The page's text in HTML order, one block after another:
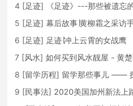
4 [足迹]
《足迹》---那些被遗忘
5 [足迹] 幕后故事∣黄柳霜之采访
6 [足迹] 足迹∣冲上云霄的女战鹰
7 [风水] 如何买到风水靓屋 - 黄
8 [留学历程] 留学那些事儿 —— 探秘加州理
9 [民事法] 2020美国加州新法上